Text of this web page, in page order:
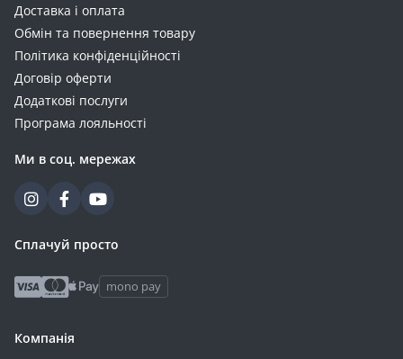
Доставка і оплата
Обмін та повернення товару
Політика конфіденційності
Договір оферти
Додаткові послуги
Програма лояльності
Ми в соц. мережах
Сплачуй просто
mono pay
Компанія